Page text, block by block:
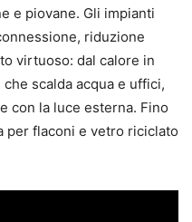
e piovane. Gli impianti
riduzione
virtuoso: dal calore in
scalda acqua e uffici,
con la luce esterna. Fino
per flaconi e vetro riciclato